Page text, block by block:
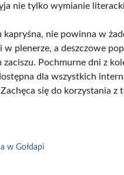
nie tylko wymianie
kapryśna, nie powinna w
plenerze, a deszczowe
Pochmurne dni z
dla wszystkich
się do korzystania
w Gołdapi